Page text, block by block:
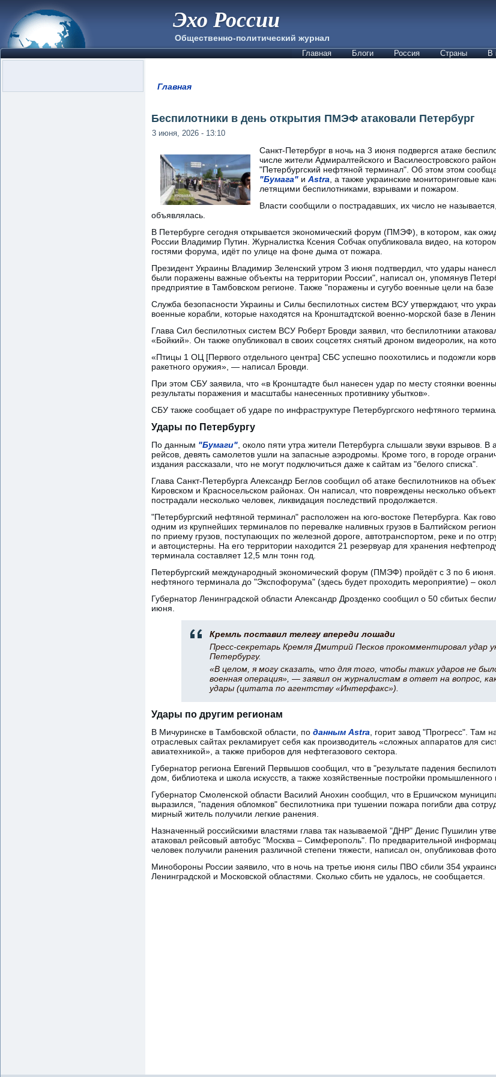
Эхо России
Общественно-политический журнал
Главная Блоги Россия Страны В
Главная
Беспилотники в день открытия ПМЭФ атаковали Петербург
3 июня, 2026 - 13:10
Санкт-Петербург в ночь на 3 июня подвергся атаке
числе жители Адмиралтейского и Василеостровского
"Петербургский нефтяной терминал". Об этом этом
"Бумага" и Astra , а также украинские мониторинговые
летящими беспилотниками, взрывами и пожаром.
Власти сообщили о пострадавших, их число не
объявлялась.
В Петербурге сегодня открывается экономический форум (ПМЭФ), в котором, как
России Владимир Путин. Журналистка Ксения Собчак опубликовала видео, на
гостями форума, идёт по улице на фоне дыма от пожара.
Президент Украины Владимир Зеленский утром 3 июня подтвердил, что удары
были поражены важные объекты на территории России", написал он, упомянув
предприятие в Тамбовском регионе. Также "поражены и сугубо военные цели на
Служба безопасности Украины и Силы беспилотных систем ВСУ утверждают, что
военные корабли, которые находятся на Кронштадтской военно-морской базе в
Глава Сил беспилотных систем ВСУ Роберт Бровди заявил, что беспилотники
«Бойкий». Он также опубликовал в своих соцсетях снятый дроном видеоролик, на
«Птицы 1 ОЦ [Первого отдельного центра] СБС успешно поохотились и подожгли
ракетного оружия», — написал Бровди.
При этом СБУ заявила, что «в Кронштадте был нанесен удар по месту стоянки
результаты поражения и масштабы нанесенных противнику убытков».
СБУ также сообщает об ударе по инфраструктуре Петербургского нефтяного
Удары по Петербургу
По данным "Бумаги" , около пяти утра жители Петербурга слышали звуки взрывов. В
рейсов, девять самолетов ушли на запасные аэродромы. Кроме того, в городе
издания рассказали, что не могут подключиться даже к сайтам из "белого списка".
Глава Санкт-Петербурга Александр Беглов сообщил об атаке беспилотников на
Кировском и Красносельском районах. Он написал, что повреждены несколько
пострадали несколько человек, ликвидация последствий продолжается.
"Петербургский нефтяной терминал" расположен на юго-востоке Петербурга. Как
одним из крупнейших терминалов по перевалке наливных грузов в Балтийском
по приему грузов, поступающих по железной дороге, автотранспортом, реке и по
и автоцистерны. На его территории находится 21 резервуар для хранения
терминала составляет 12,5 млн тонн год.
Петербургский международный экономический форум (ПМЭФ) пройдёт с 3 по 6
нефтяного терминала до "Экспофорума" (здесь будет проходить мероприятие) –
Губернатор Ленинградской области Александр Дрозденко сообщил о 50 сбитых
июня.
Кремль поставил телегу впереди лошади
Пресс-секретарь Кремля Дмитрий Песков прокомментировал удар
Петербургу.
«В целом, я могу сказать, что для того, чтобы таких ударов не
военная операция», — заявил он журналистам в ответ на вопрос,
удары (цитата по агентству «Интерфакс»).
Удары по другим регионам
В Мичуринске в Тамбовской области, по данным Astra , горит завод "Прогресс". Там
отраслевых сайтах рекламирует себя как производитель «сложных аппаратов для
авиатехникой», а также приборов для нефтегазового сектора.
Губернатор региона Евгений Первышов сообщил, что в "результате падения
дом, библиотека и школа искусств, а также хозяйственные постройки
Губернатор Смоленской области Василий Анохин сообщил, что в Ершичском
выразился, "падения обломков" беспилотника при тушении пожара погибли два
мирный житель получили легкие ранения.
Назначенный российскими властями глава так называемой "ДНР" Денис Пушилин
атаковал рейсовый автобус "Москва – Симферополь". По предварительной
человек получили ранения различной степени тяжести, написал он, опубликовав фото
Минобороны России заявило, что в ночь на третье июня силы ПВО сбили 354
Ленинградской и Московской областями. Сколько сбить не удалось, не сообщается.